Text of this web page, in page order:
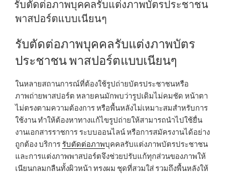
รับตัดต่อภาพบุคคลรับแต่งภาพบัตรประชาชน
พาสปอร์ตแบบเนียนๆ
รับตัดต่อภาพบุคคลรับแต่งภาพบัตร
ประชาชน พาสปอร์ตแบบเนียนๆ
ในหลายสถานการณ์ที่ต้องใช้รูปถ่ายบัตรประชาชนหรือ
ภาพถ่ายพาสปอร์ต หลายคนมักพบว่ารูปเดิมไม่คมชัด หน้าตา
ไม่ตรงตามความต้องการ หรือพื้นหลังไม่เหมาะสมสำหรับการ
ใช้งาน ทำให้ต้องหาทางแก้ไขรูปถ่ายให้สามารถนำไปใช้ยื่น
งานเอกสารราชการ ระบบออนไลน์ หรือการสมัครงานได้อย่าง
ถูกต้อง บริการ รับตัดต่อภาพบุคคลรับแต่งภาพบัตรประชาชน
และการแต่งภาพพาสปอร์ตจึงช่วยปรับแก้ทุกส่วนของภาพให้
เนียนกลมกลืนทั้งผิวหน้า ทรงผม ชุดที่สวมใส่ รวมถึงพื้นหลังให้